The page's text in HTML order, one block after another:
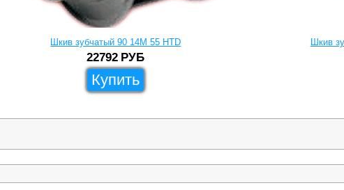
Шкив зубчатый 90 14M 55 HTD
22792 РУБ
Купить
Шкив